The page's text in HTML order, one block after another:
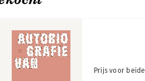
Prijs voor beide